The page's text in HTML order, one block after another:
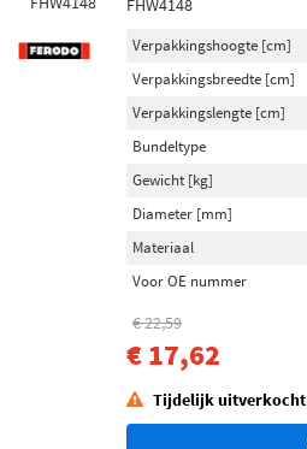
FHW4148
Verpakkingshoogte [cm]
Verpakkingsbreedte [cm]
Verpakkingslengte [cm]
Bundeltype
Gewicht [kg]
Diameter [mm]
Materiaal
Voor OE nummer
€ 22,59
€ 17,62
Tijdelijk uitverkocht